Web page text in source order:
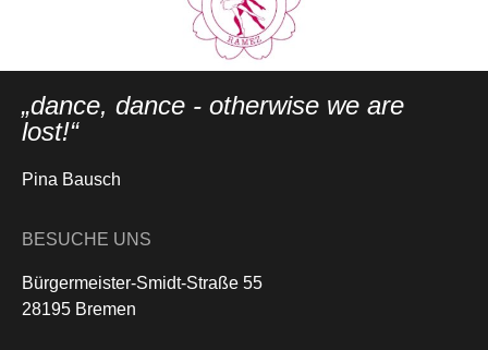
„dance, dance - otherwise we are
lost!“
Pina Bausch
BESUCHE UNS
Bürgermeister-Smidt-Straße 55
28195 Bremen